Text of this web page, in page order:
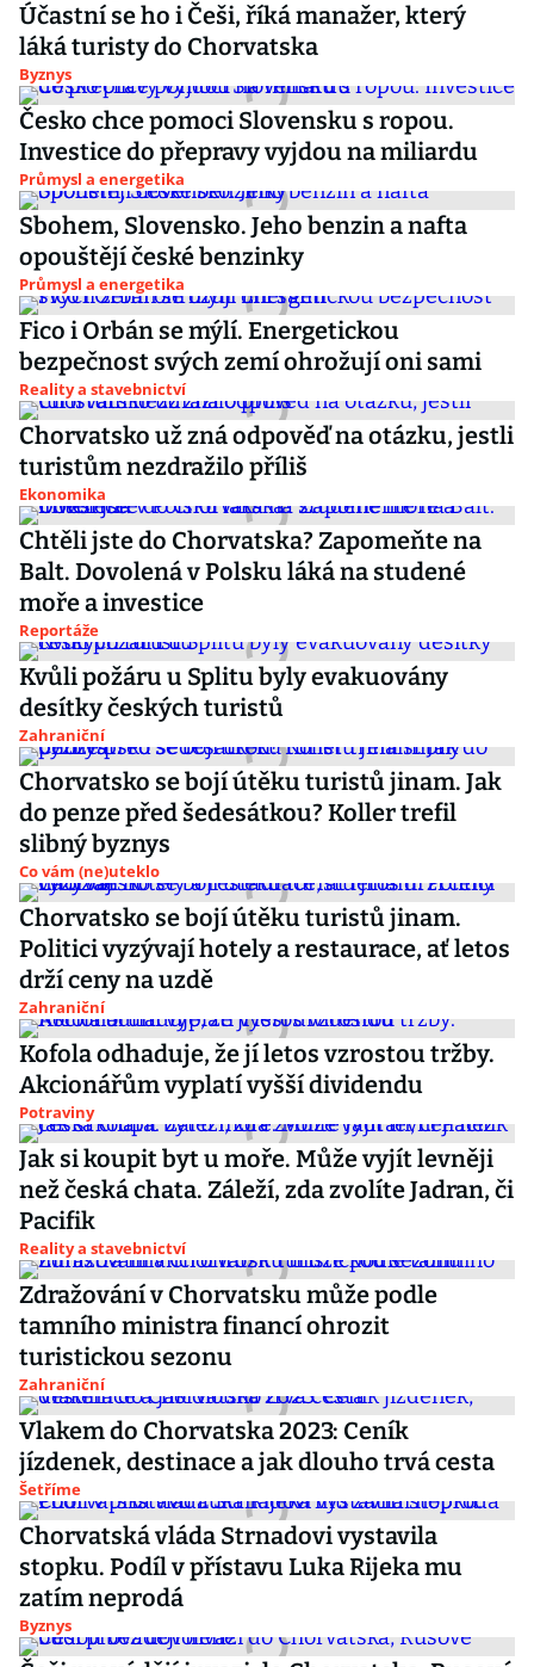
Účastní se ho i Češi, říká manažer, který
láká turisty do Chorvatska
Byznys
Česko chce pomoci Slovensku s ropou.
Investice do přepravy vyjdou na miliardu
Průmysl a energetika
Sbohem, Slovensko. Jeho benzin a nafta
opouštějí české benzinky
Průmysl a energetika
Fico i Orbán se mýlí. Energetickou
bezpečnost svých zemí ohrožují oni sami
Reality a stavebnictví
Chorvatsko už zná odpověď na otázku, jestli
turistům nezdražilo příliš
Ekonomika
Chtěli jste do Chorvatska? Zapomeňte na
Balt. Dovolená v Polsku láká na studené
moře a investice
Reportáže
Kvůli požáru u Splitu byly evakuovány
desítky českých turistů
Zahraniční
Chorvatsko se bojí útěku turistů jinam. Jak
do penze před šedesátkou? Koller trefil
slibný byznys
Co vám (ne)uteklo
Chorvatsko se bojí útěku turistů jinam.
Politici vyzývají hotely a restaurace, ať letos
drží ceny na uzdě
Zahraniční
Kofola odhaduje, že jí letos vzrostou tržby.
Akcionářům vyplatí vyšší dividendu
Potraviny
Jak si koupit byt u moře. Může vyjít levněji
než česká chata. Záleží, zda zvolíte Jadran, či
Pacifik
Reality a stavebnictví
Zdražování v Chorvatsku může podle
tamního ministra financí ohrozit
turistickou sezonu
Zahraniční
Vlakem do Chorvatska 2023: Ceník
jízdenek, destinace a jak dlouho trvá cesta
Šetříme
Chorvatská vláda Strnadovi vystavila
stopku. Podíl v přístavu Luka Rijeka mu
zatím neprodá
Byznys